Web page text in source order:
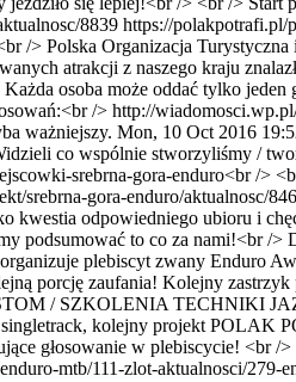
8839 https://polakpotrafi.pl/
/> Polska Organizacja
atrakcji z naszego kraju
osoba może oddać tylko
/> http://
ważniejszy. Mon, 10 Oct 2016
co wspólnie stworzyliśmy /
srebrna-gora-enduro<br />
srebrna-gora-enduro/aktualnosc/
kwestia odpowiedniego ubioru i
podsumować to co za nami!<br /
plebiscyt zwany Enduro
porcję zaufania! Kolejny
/ SZKOLENIA TECHNIKI
kolejny projekt
głosowanie w plebiscycie! <br
mtb/111-zlot-aktualnosci/